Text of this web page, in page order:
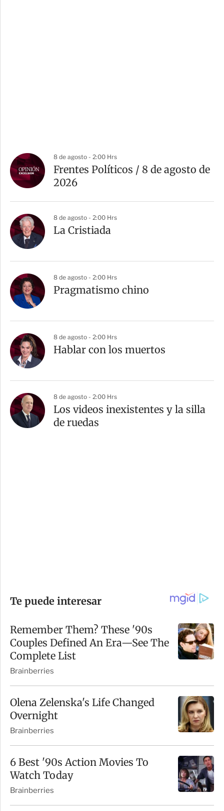
8 de agosto - 2:00 Hrs
Frentes Políticos / 8 de agosto de
2026
8 de agosto - 2:00 Hrs
La Cristiada
8 de agosto - 2:00 Hrs
Pragmatismo chino
8 de agosto - 2:00 Hrs
Hablar con los muertos
8 de agosto - 2:00 Hrs
Los videos inexistentes y la silla
de ruedas